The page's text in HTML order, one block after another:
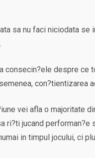
sa nu faci niciodata
consecin?ele despre
con?tientizarea
vei afla o majoritate
ri?ti jucand
in timpul jocului, ci